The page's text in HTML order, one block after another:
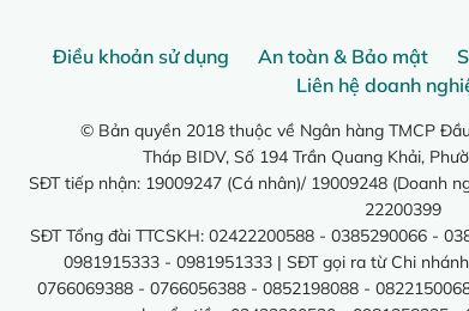
Điều khoản sử dụng An toàn & Bảo mật
Liên hệ doanh
© Bản quyền 2018 thuộc về Ngân hàng TMCP
Tháp BIDV, Số 194 Trần Quang Khải,
SĐT tiếp nhận: 19009247 (Cá nhân)/ 19009248 (Doanh
22200399
SĐT Tổng đài TTCSKH: 02422200588 - 0385290066 -
0981915333 - 0981951333 | SĐT gọi ra từ Chi
0766069388 - 0766056388 - 0852198088 -